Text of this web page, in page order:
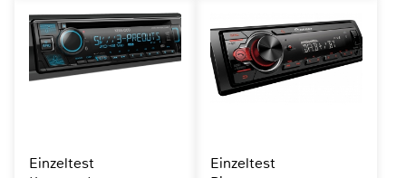
Einzeltest
Einzeltest